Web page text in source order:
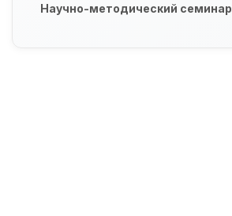
Научно-методический семинар